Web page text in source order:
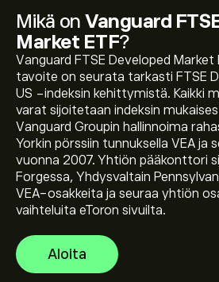
Mikä on Vanguard
Market ETF?
Vanguard FTSE Developed
tavoite on seurata tarkasti FTSE
US -indeksin kehittymistä. Kaikki
varat sijoitetaan indeksin
Vanguard Groupin hallinnoima
Yorkin pörssiin tunnuksella VEA ja
vuonna 2007. Yhtiön pääkonttori
Forgessa, Yhdysvaltain
VEA-osakkeita ja seuraa yhtiön
vaihteluita eToron sivuilta.
Aloita
Instrumentin VEA tämänhetkinen
Instrumentin Vanguard FTSE
kaikkien aikojen huippu on 73.22‎$‎
Valitse "1D" tai "1W" aikaväli
Market ETF aiemmat hintaliikkeet.
Vanguard FTSE Developed Market
vaihdellut välillä 14.50‎$‎ viimeisen
Ostaaksesi instrumenttia VEA käy